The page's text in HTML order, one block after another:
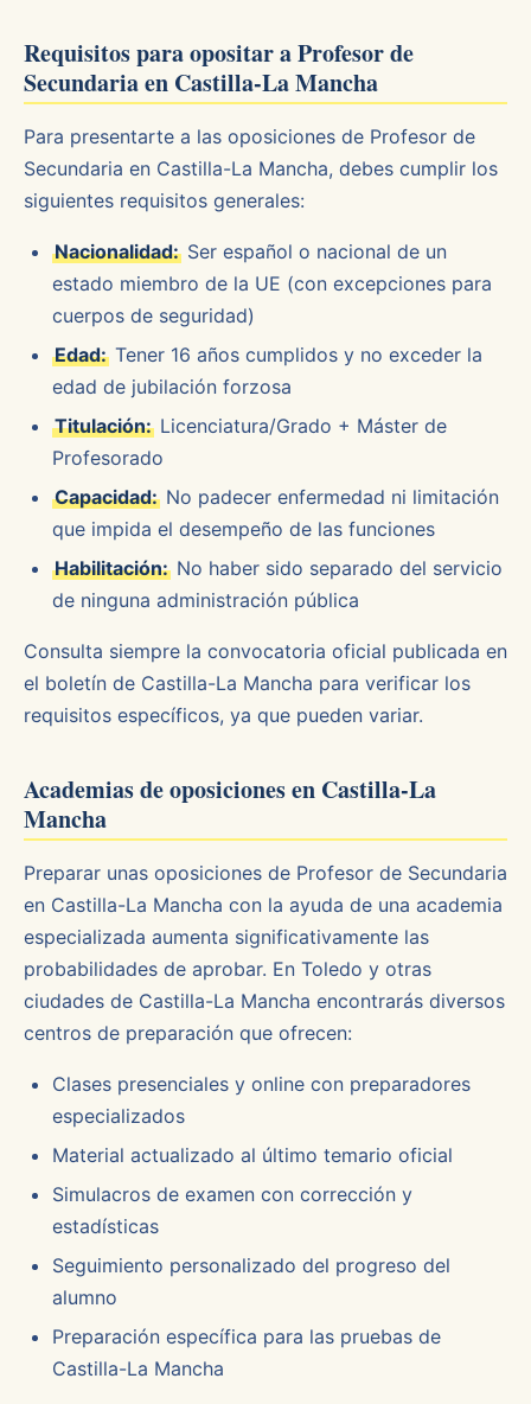
Requisitos para opositar a Profesor de
Secundaria en Castilla-La Mancha
Para presentarte a las oposiciones de Profesor de
Secundaria en Castilla-La Mancha, debes cumplir los
siguientes requisitos generales:
Nacionalidad: Ser español o nacional de un
estado miembro de la UE (con excepciones para
cuerpos de seguridad)
Edad: Tener 16 años cumplidos y no exceder la
edad de jubilación forzosa
Titulación: Licenciatura/Grado + Máster de
Profesorado
Capacidad: No padecer enfermedad ni limitación
que impida el desempeño de las funciones
Habilitación: No haber sido separado del servicio
de ninguna administración pública
Consulta siempre la convocatoria oficial publicada en
el boletín de Castilla-La Mancha para verificar los
requisitos específicos, ya que pueden variar.
Academias de oposiciones en Castilla-La
Mancha
Preparar unas oposiciones de Profesor de Secundaria
en Castilla-La Mancha con la ayuda de una academia
especializada aumenta significativamente las
probabilidades de aprobar. En Toledo y otras
ciudades de Castilla-La Mancha encontrarás diversos
centros de preparación que ofrecen:
Clases presenciales y online con preparadores
especializados
Material actualizado al último temario oficial
Simulacros de examen con corrección y
estadísticas
Seguimiento personalizado del progreso del
alumno
Preparación específica para las pruebas de
Castilla-La Mancha